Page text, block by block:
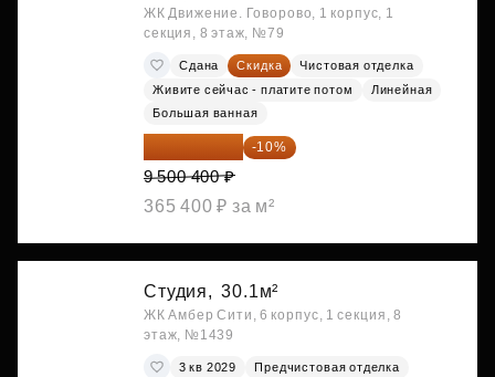
ЖК Движение. Говорово, 1 корпус, 1
секция, 8 этаж, №79
Сдана Скидка
Чистовая отделка
Живите сейчас - платите потом
Линейная
Большая ванная
-10%
9 500 400 ₽
365 400 ₽ за м²
Студия, 30.1м²
ЖК Амбер Сити, 6 корпус, 1 секция, 8
этаж, №1439
3 кв 2029
Предчистовая отделка